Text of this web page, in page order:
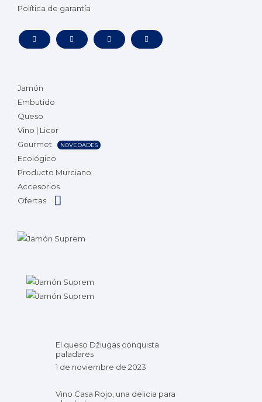
Política de garantía
Jamón
Embutido
Queso
Vino | Licor
Gourmet
NOVEDADES
Ecológico
Producto Murciano
Accesorios
Ofertas
El queso Džiugas conquista
paladares
1 de noviembre de 2023
Vino Casa Rojo, una delicia para